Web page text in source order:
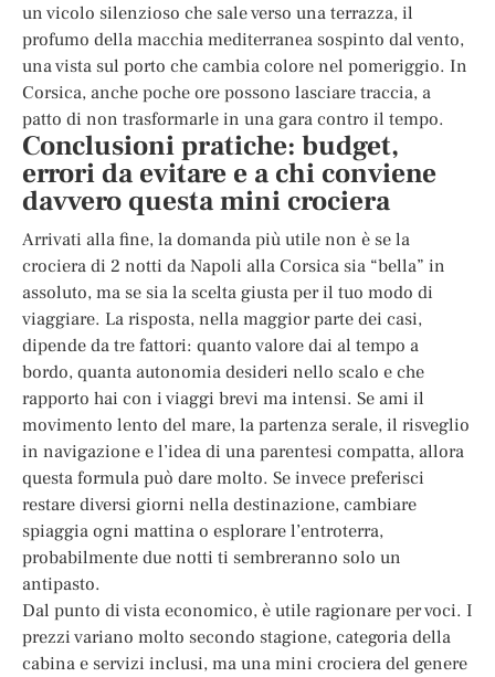
un vicolo silenzioso che sale verso una terrazza, il
profumo della macchia mediterranea sospinto dal vento,
una vista sul porto che cambia colore nel pomeriggio. In
Corsica, anche poche ore possono lasciare traccia, a
patto di non trasformarle in una gara contro il tempo.
Conclusioni pratiche: budget,
errori da evitare e a chi conviene
davvero questa mini crociera
Arrivati alla fine, la domanda più utile non è se la
crociera di 2 notti da Napoli alla Corsica sia “bella” in
assoluto, ma se sia la scelta giusta per il tuo modo di
viaggiare. La risposta, nella maggior parte dei casi,
dipende da tre fattori: quanto valore dai al tempo a
bordo, quanta autonomia desideri nello scalo e che
rapporto hai con i viaggi brevi ma intensi. Se ami il
movimento lento del mare, la partenza serale, il risveglio
in navigazione e l’idea di una parentesi compatta, allora
questa formula può dare molto. Se invece preferisci
restare diversi giorni nella destinazione, cambiare
spiaggia ogni mattina o esplorare l’entroterra,
probabilmente due notti ti sembreranno solo un
antipasto.
Dal punto di vista economico, è utile ragionare per voci. I
prezzi variano molto secondo stagione, categoria della
cabina e servizi inclusi, ma una mini crociera del genere